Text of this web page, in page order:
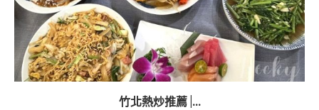
竹北熱炒推薦 |...